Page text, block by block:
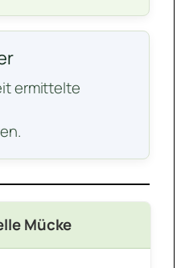
ermittelte
Mücke